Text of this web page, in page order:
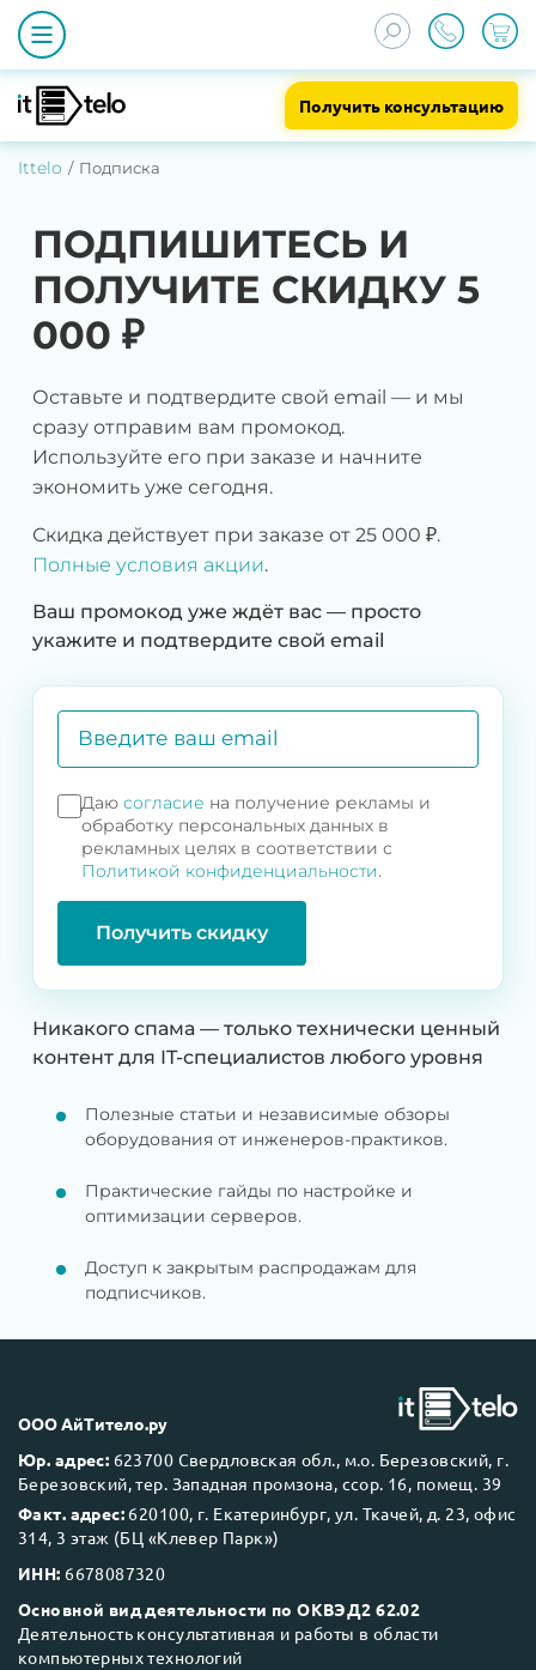
Получить консультацию
Ittelo Подписка
ПОДПИШИТЕСЬ И
ПОЛУЧИТЕ СКИДКУ 5
000 ₽
Оставьте и подтвердите свой email — и мы
сразу отправим вам промокод.
Используйте его при заказе и начните
экономить уже сегодня.
Скидка действует при заказе от 25 000 ₽.
Полные условия акции.
Ваш промокод уже ждёт вас — просто
укажите и подтвердите свой email
Даю согласие на получение рекламы и
обработку персональных данных в
рекламных целях в соответствии с
Политикой конфиденциальности.
Получить скидку
Никакого спама — только технически ценный
контент для IT-специалистов любого уровня
Полезные статьи и независимые обзоры
оборудования от инженеров-практиков.
Практические гайды по настройке и
оптимизации серверов.
Доступ к закрытым распродажам для
подписчиков.
ООО АйТитело.ру
Юр. адрес: 623700 Свердловская обл., м.о. Березовский, г.
Березовский, тер. Западная промзона, ссор. 16, помещ. 39
Факт. адрес: 620100, г. Екатеринбург, ул. Ткачей, д. 23, офис
314, 3 этаж (БЦ «Клевер Парк»)
ИНН: 6678087320
Основной вид деятельности по ОКВЭД2 62.02
Деятельность консультативная и работы в области
компьютерных технологий